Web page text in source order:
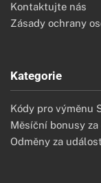
Kontaktujte nás
Zásady ochrany
Kategorie
Kódy pro výměnu
Měsíční bonusy
Odměny za